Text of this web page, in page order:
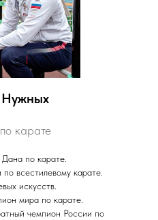
карате
по карате.
всестилевому карате.
искусств.
мира по карате.
чемпион России по